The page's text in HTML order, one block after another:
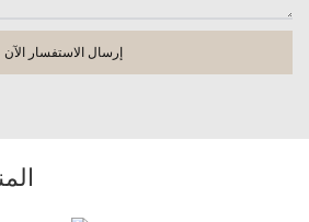
إرسال الاستفسار الآن